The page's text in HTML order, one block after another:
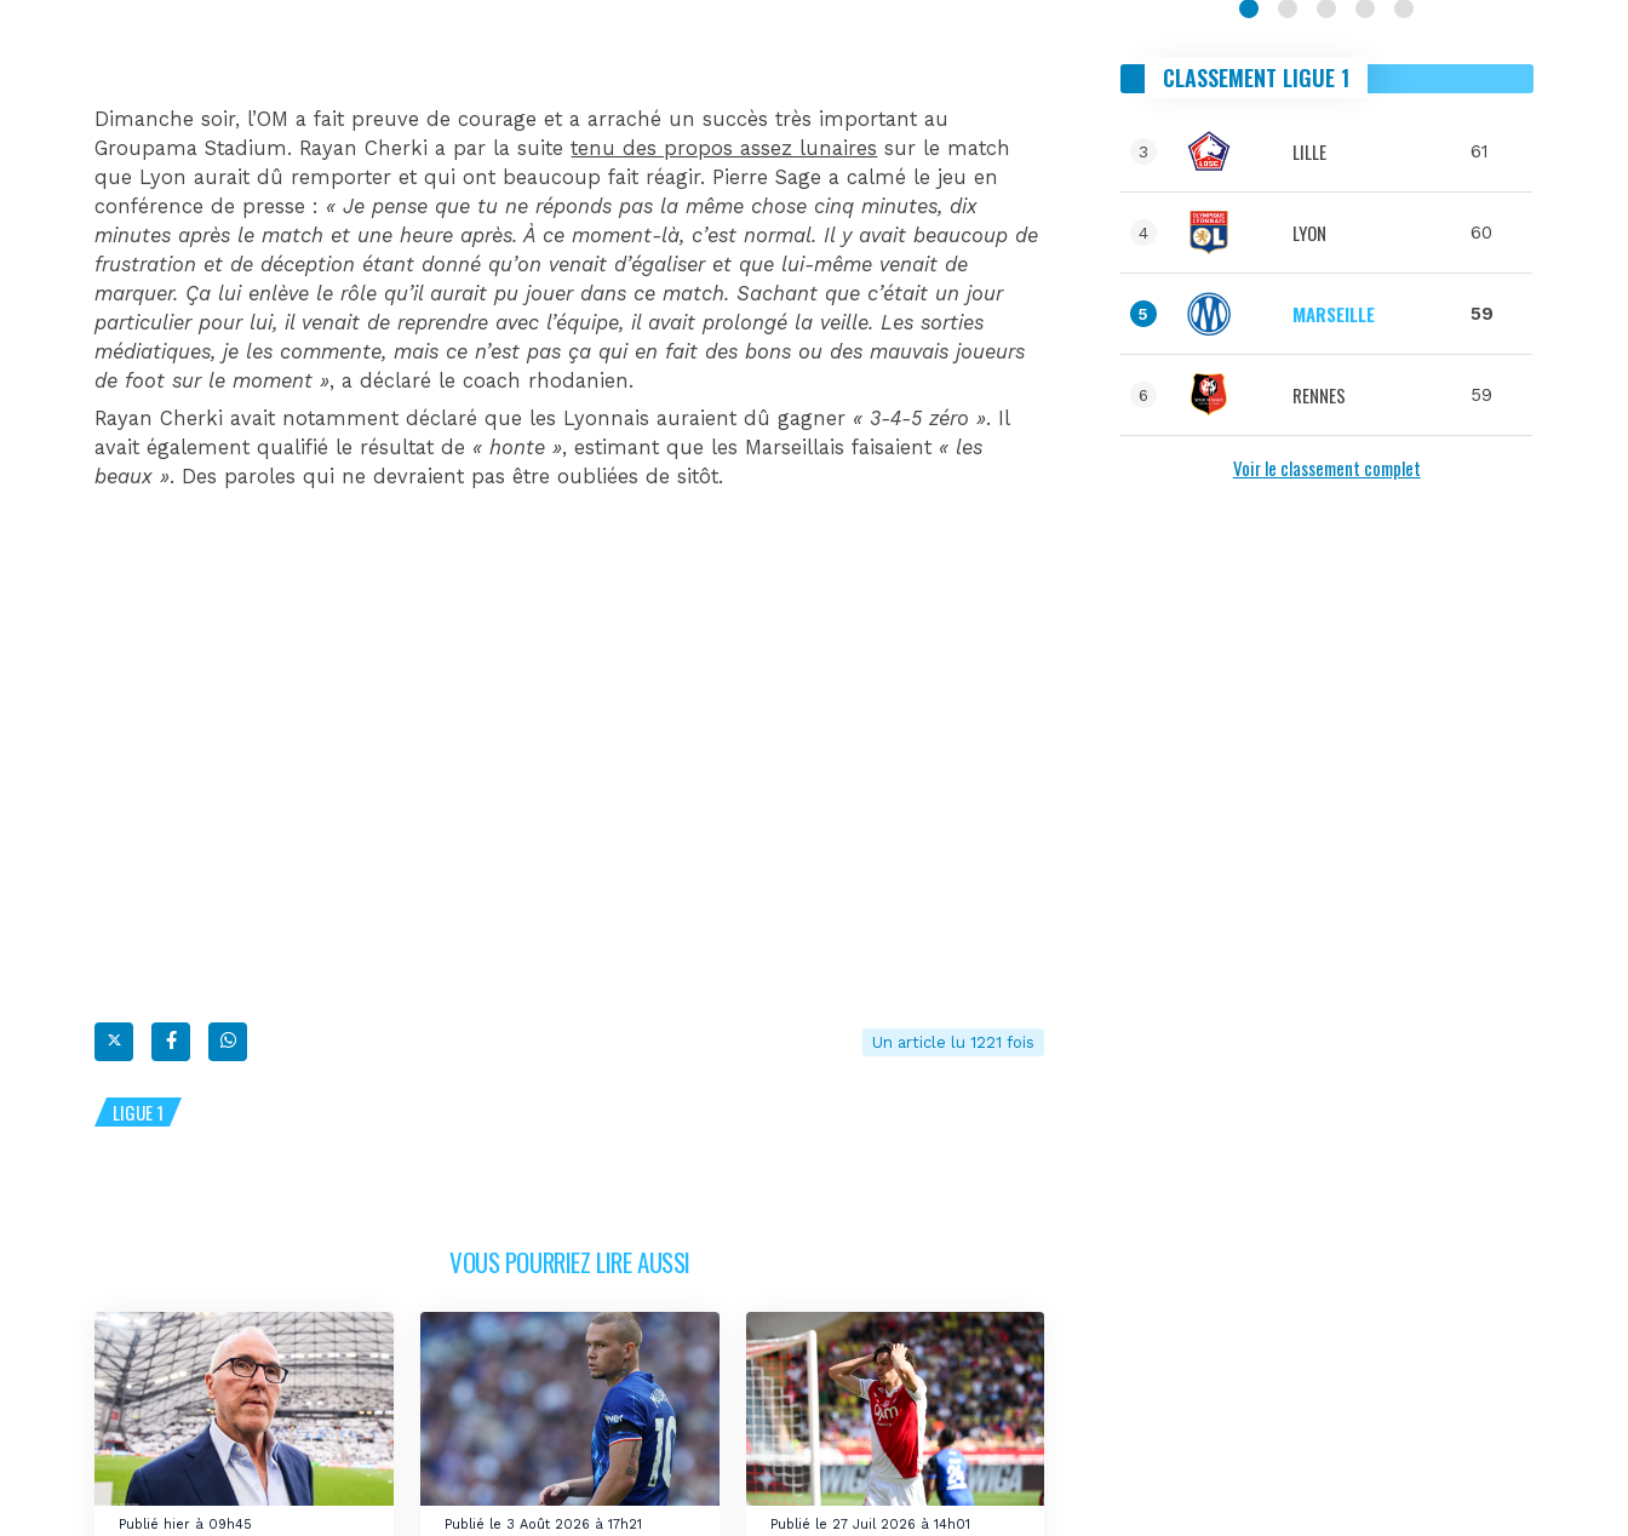
Dimanche soir, l’OM a fait preuve de courage et a arraché un succès très important au
Groupama Stadium. Rayan Cherki a par la suitetenu des propos assez lunaires sur le match
que Lyon aurait dû remporter et qui ont beaucoup fait réagir. Pierre Sage a calmé le jeu en
conférence de presse : « Je pense que tu ne réponds pas la même chose cinq minutes, dix
minutes après le match et une heure après. À ce moment-là, c’est normal. Il y avait beaucoup de
frustration et de déception étant donné qu’on venait d’égaliser et que lui-même venait de
marquer. Ça lui enlève le rôle qu’il aurait pu jouer dans ce match. Sachant que c’était un jour
particulier pour lui, il venait de reprendre avec l’équipe, il avait prolongé la veille. Les sorties
médiatiques, je les commente, mais ce n’est pas ça qui en fait des bons ou des mauvais joueurs
de foot sur le moment », a déclaré le coach rhodanien.
Rayan Cherki avait notamment déclaré que les Lyonnais auraient dû gagner « 3-4-5 zéro ». Il
avait également qualifié le résultat de « honte », estimant que les Marseillais faisaient « les
beaux ». Des paroles qui ne devraient pas être oubliées de sitôt.
Un article lu 1221 fois
LIGUE 1
VOUS POURRIEZ LIRE AUSSI
Publié hier à 09h45 Publié le 3 Août 2026 à 17h21 Publié le 27 Juil 2026 à 14h01
CLASSEMENT LIGUE 1
3 LILLE 61
4 LYON 60
5 MARSEILLE 59
6 RENNES 59
Voir le classement complet